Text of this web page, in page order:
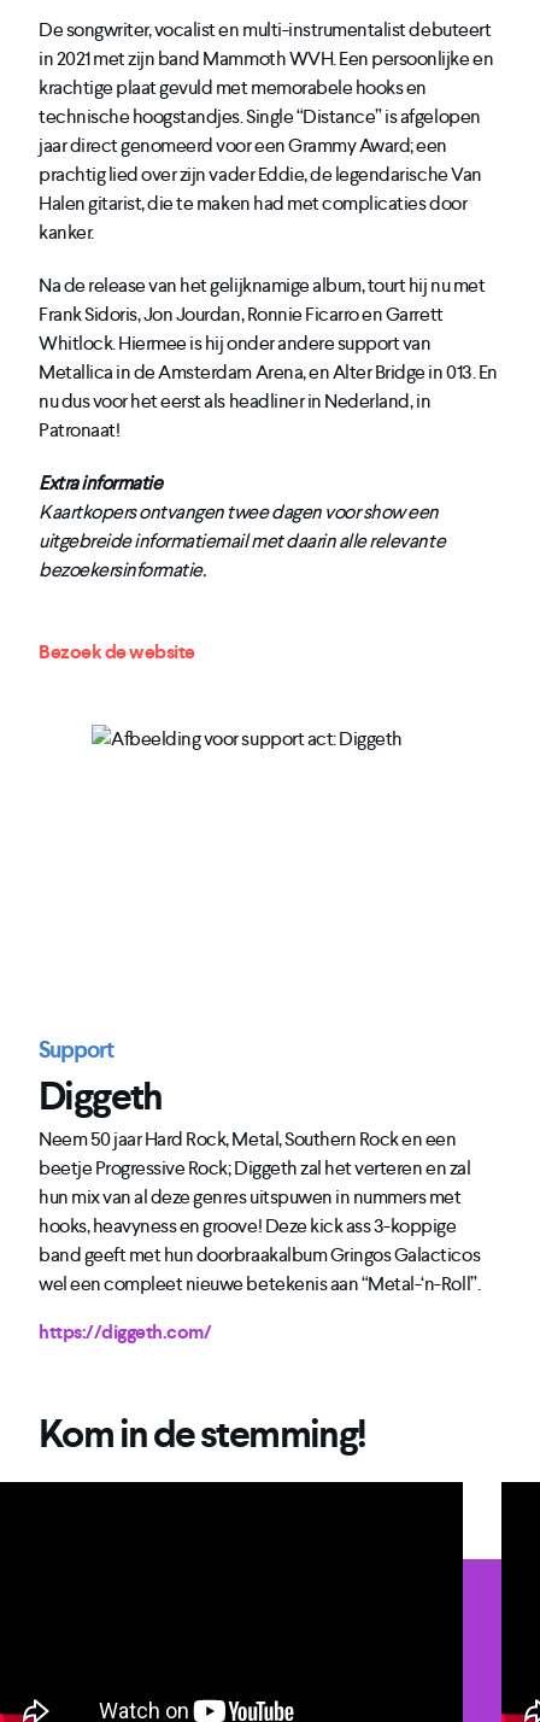
De songwriter, vocalist en multi-instrumentalist debuteert
in 2021 met zijn band Mammoth WVH. Een persoonlijke en
krachtige plaat gevuld met memorabele hooks en
technische hoogstandjes. Single “Distance” is afgelopen
jaar direct genomeerd voor een Grammy Award; een
prachtig lied over zijn vader Eddie, de legendarische Van
Halen gitarist, die te maken had met complicaties door
kanker.
Na de release van het gelijknamige album, tourt hij nu met
Frank Sidoris, Jon Jourdan, Ronnie Ficarro en Garrett
Whitlock. Hiermee is hij onder andere support van
Metallica in de Amsterdam Arena, en Alter Bridge in 013. En
nu dus voor het eerst als headliner in Nederland, in
Patronaat!
Extra informatie
Kaartkopers ontvangen twee dagen voor show een
uitgebreide informatiemail met daarin alle relevante
bezoekersinformatie.
Bezoek de website
Support
Diggeth
Neem 50 jaar Hard Rock, Metal, Southern Rock en een
beetje Progressive Rock; Diggeth zal het verteren en zal
hun mix van al deze genres uitspuwen in nummers met
hooks, heavyness en groove! Deze kick ass 3-koppige
band geeft met hun doorbraakalbum Gringos Galacticos
wel een compleet nieuwe betekenis aan “Metal-‘n-Roll”.
https://diggeth.com/
Kom in de stemming!